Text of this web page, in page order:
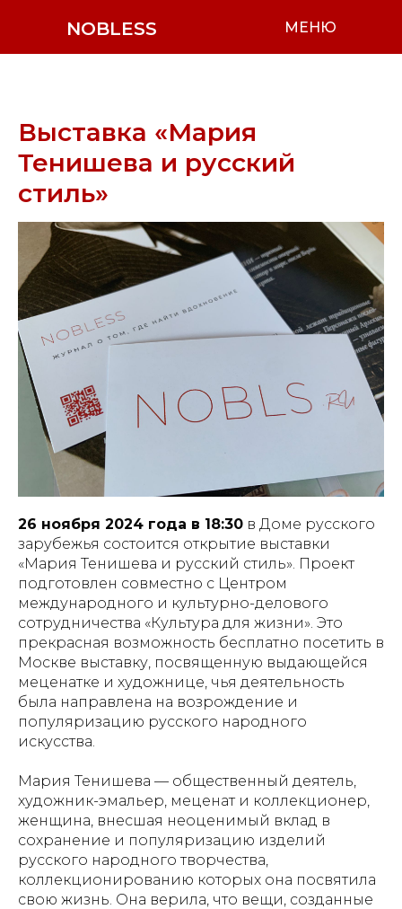
NOBLESS МЕНЮ
Выставка «Мария
Тенишева и русский
стиль»
26 ноября 2024 года в 18:30 в Доме русского
зарубежья состоится открытие выставки
«Мария Тенишева и русский стиль». Проект
подготовлен совместно с Центром
международного и культурно-делового
сотрудничества «Культура для жизни». Это
прекрасная возможность бесплатно посетить в
Москве выставку, посвященную выдающейся
меценатке и художнице, чья деятельность
была направлена на возрождение и
популяризацию русского народного
искусства.
Мария Тенишева — общественный деятель,
художник-эмальер, меценат и коллекционер,
женщина, внесшая неоценимый вклад в
сохранение и популяризацию изделий
русского народного творчества,
коллекционированию которых она посвятила
свою жизнь. Она верила, что вещи, созданные